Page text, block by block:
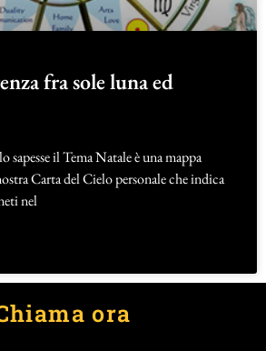
fra sole luna ed
sapesse il Tema Natale è una mappa
Carta del Cielo personale che indica
nel
ora